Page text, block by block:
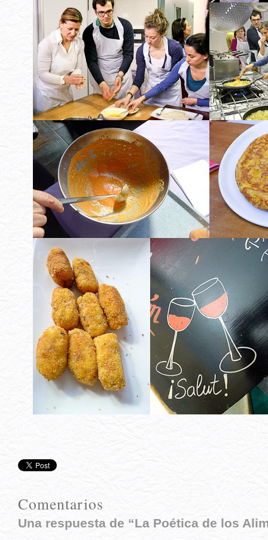
Comentarios
Una respuesta de “La Poética de los